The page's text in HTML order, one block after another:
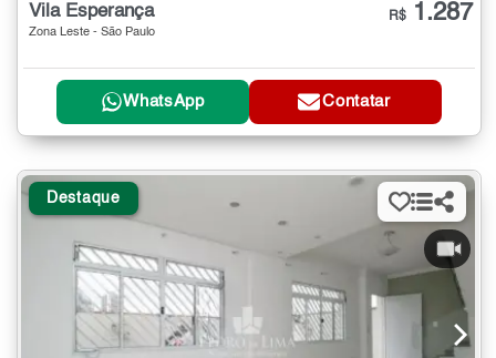
Vila Esperança
Zona Leste - São Paulo
R$ 1.287
WhatsApp Contatar
Destaque